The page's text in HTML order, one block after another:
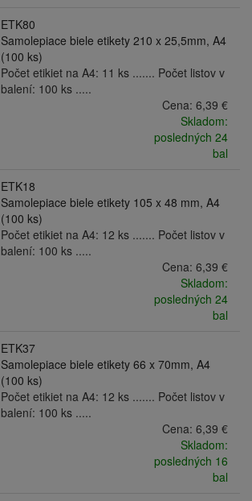
ETK80
Samolepiace biele etikety 210 x 25,5mm, A4
(100 ks)
Počet etikiet na A4: 11 ks ....... Počet listov v
balení: 100 ks .....
Cena: 6,39 €
Skladom:
posledných 24
bal
ETK18
Samolepiace biele etikety 105 x 48 mm, A4
(100 ks)
Počet etikiet na A4: 12 ks ....... Počet listov v
balení: 100 ks .....
Cena: 6,39 €
Skladom:
posledných 24
bal
ETK37
Samolepiace biele etikety 66 x 70mm, A4
(100 ks)
Počet etikiet na A4: 12 ks ....... Počet listov v
balení: 100 ks .....
Cena: 6,39 €
Skladom:
posledných 16
bal